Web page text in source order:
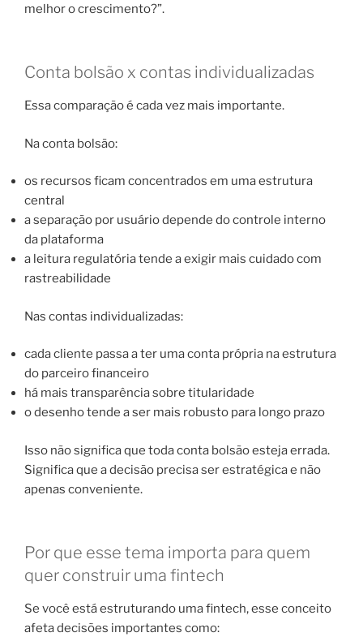
melhor o crescimento?”.
Conta bolsão x contas individualizadas
Essa comparação é cada vez mais importante.
Na conta bolsão:
os recursos ficam concentrados em uma estrutura
central
a separação por usuário depende do controle interno
da plataforma
a leitura regulatória tende a exigir mais cuidado com
rastreabilidade
Nas contas individualizadas:
cada cliente passa a ter uma conta própria na estrutura
do parceiro financeiro
há mais transparência sobre titularidade
o desenho tende a ser mais robusto para longo prazo
Isso não significa que toda conta bolsão esteja errada.
Significa que a decisão precisa ser estratégica e não
apenas conveniente.
Por que esse tema importa para quem
quer construir uma fintech
Se você está estruturando uma fintech, esse conceito
afeta decisões importantes como: